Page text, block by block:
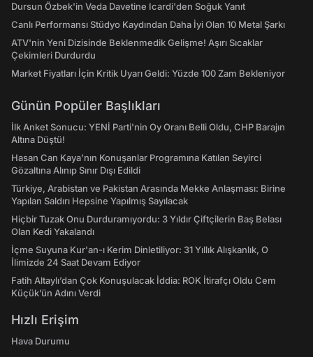
Dursun Özbek'in Veda Davetine Icardi'den Soğuk Yanıt
Canlı Performansı Stüdyo Kaydından Daha İyi Olan 10 Metal Şarkı
ATV'nin Yeni Dizisinde Beklenmedik Gelişme! Aşırı Sıcaklar
Çekimleri Durdurdu
Market Fiyatları İçin Kritik Uyarı Geldi: Yüzde 100 Zam Bekleniyor
Günün Popüler Başlıkları
İlk Anket Sonucu: YENİ Parti'nin Oy Oranı Belli Oldu, CHP Barajın
Altına Düştü!
Hasan Can Kaya’nın Konuşanlar Programına Katılan Seyirci
Gözaltına Alınıp Sınır Dışı Edildi
Türkiye, Arabistan ve Pakistan Arasında Mekke Anlaşması: Birine
Yapılan Saldırı Hepsine Yapılmış Sayılacak
Hiçbir Tuzak Onu Durduramıyordu: 3 Yıldır Çiftçilerin Baş Belası
Olan Kedi Yakalandı
İçme Suyuna Kur'an-ı Kerim Dinletiliyor: 31 Yıllık Alışkanlık, O
İlimizde 24 Saat Devam Ediyor
Fatih Altaylı’dan Çok Konuşulacak İddia: ROK İtirafçı Oldu Cem
Küçük’ün Adını Verdi
Hızlı Erişim
Hava Durumu